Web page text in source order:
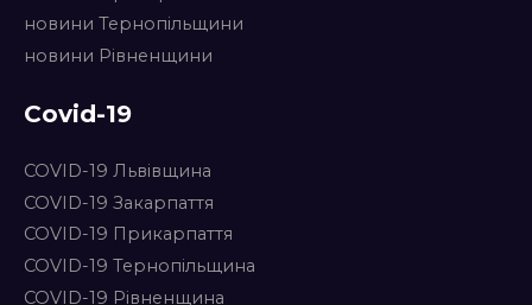
новини Тернопільщини
новини Рівненщини
Covid-19
COVID-19 Львівщина
COVID-19 Закарпаття
COVID-19 Прикарпаття
COVID-19 Тернопільщина
COVID-19 Рівненщина